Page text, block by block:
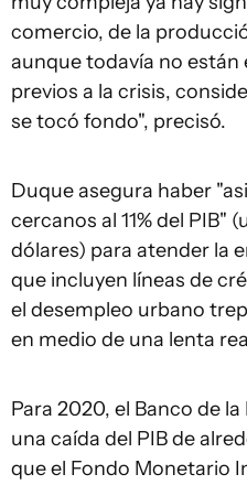
comercio, de la
aunque todavía no están
previos a la crisis,
se tocó fondo", precisó.
Duque asegura haber
cercanos al 11% del PIB"
dólares) para atender la
que incluyen líneas de
el desempleo urbano
en medio de una lenta
Para 2020, el Banco de
una caída del PIB de
que el Fondo Monetario